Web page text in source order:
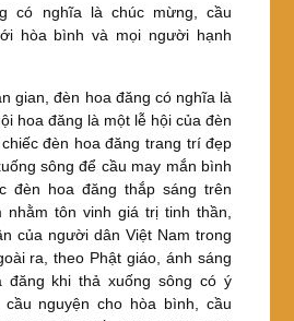
có nghĩa là chúc mừng, cầu
hòa bình và mọi người hạnh
gian, đèn hoa đăng có nghĩa là
hoa đăng là một lễ hội của đèn
đèn hoa đăng trang trí đẹp
sông để cầu may mắn bình
đèn hoa đăng thắp sáng trên
nhằm tôn vinh giá trị tinh thần,
của người dân Việt Nam trong
ra, theo Phật giáo, ánh sáng
đăng khi thả xuống sông có ý
nguyện cho hòa bình, cầu